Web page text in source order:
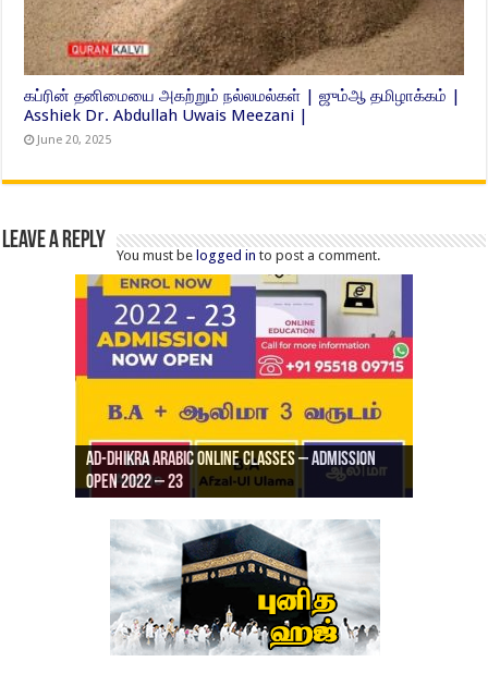
கப்ரின் தனிமையை அகற்றும் நல்லமல்கள் | ஜும்ஆ தமிழாக்கம் |
Asshiek Dr. Abdullah Uwais Meezani |
June 20, 2025
Leave a Reply
You must be logged in to post a comment.
Ad-Dhikra Arabic Online Classes – Admission
Open 2022 – 23
Ad-Dhikra Arabic Online Classes – BA Arabic
AD DHIKRA ARABIC COLLEGE ADMISSION
ரியாத் ஜும்ஆ தமிழாக்கம், Jamia Al Hajiri
Masjid (Kuwait Masjid), Malaz, Riyadh